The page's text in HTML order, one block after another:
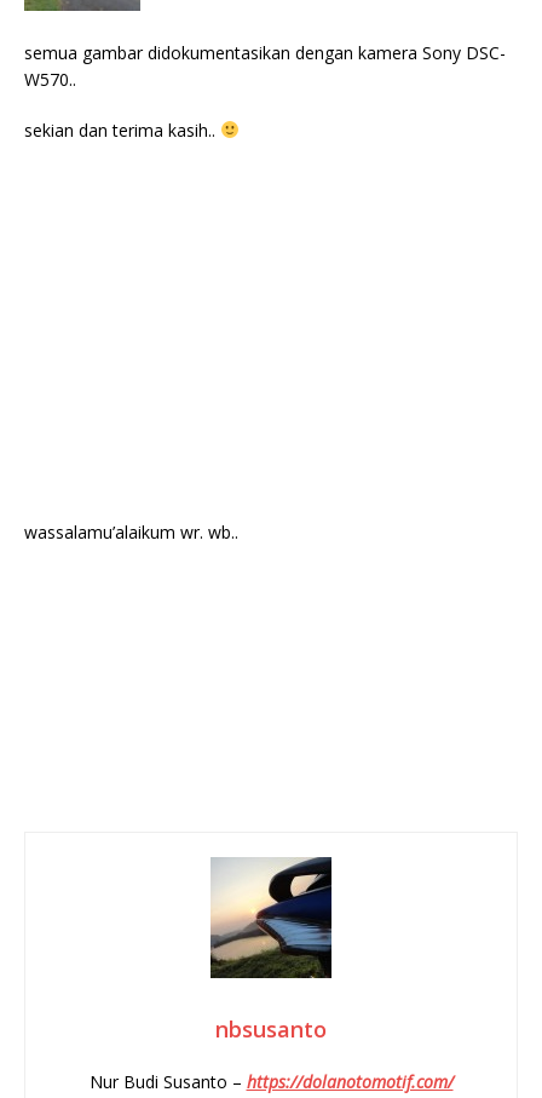
semua gambar didokumentasikan dengan kamera Sony DSC-
W570..
sekian dan terima kasih..
wassalamu’alaikum wr. wb..
nbsusanto
Nur Budi Susanto – https://dolanotomotif.com/